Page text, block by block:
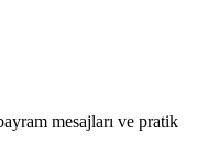
mesajları ve pratik